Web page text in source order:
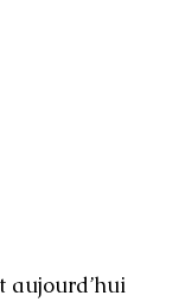
aujourd’hui